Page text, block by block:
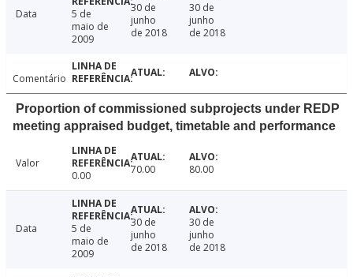
Data
5 de
maio de
2009
30 de
junho
de 2018
30 de
junho
de 2018
Comentário
Proportion of commissioned subprojects under REDP
meeting appraised budget, timetable and performance
Valor
0.00
70.00 80.00
Data
5 de
maio de
2009
30 de
junho
de 2018
30 de
junho
de 2018